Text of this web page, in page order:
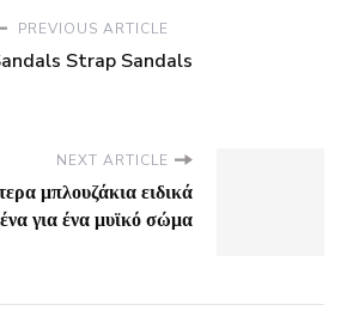
PREVIOUS ARTICLE
Strap Sandals
NEXT ARTICLE
μπλουζάκια ειδικά
για ένα μυϊκό σώμα